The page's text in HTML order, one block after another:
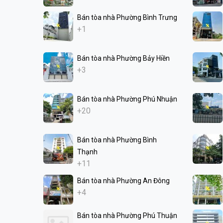
Bán tòa nhà Phường Bình Trưng
+1
Bán tòa nhà Phường Bảy Hiền
+3
Bán tòa nhà Phường Phú Nhuận
+20
Bán tòa nhà Phường Bình
Thạnh
+11
Bán tòa nhà Phường An Đông
+4
Bán tòa nhà Phường Phú Thuận